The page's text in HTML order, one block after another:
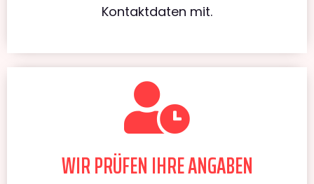
Kontaktdaten mit.
WIR PRÜFEN IHRE ANGABEN